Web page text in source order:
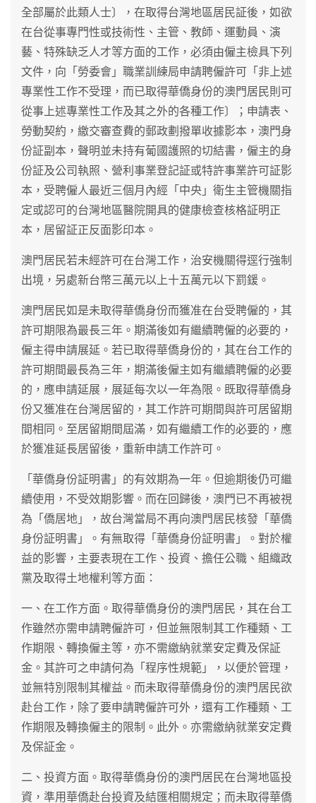
全部屬於此類人士〕，在取得台灣地區居民証後，如欲
在台從事專門性或技術性、主管、教師、運動員、演
藝、特殊缺乏人才等方面的工作，必須由僱主檢具下列
文件，向「勞委會」職業訓練局申請聘僱許可「非上述
專業性工作不受理，而已取得華僑身份的澳門居民則可
從事上述專業性工作及其之外的各種工作〕；申請表、
勞動契約，繳交審查費的郵政劃撥單收據影本，澳門身
份証副本，聲明並未持有葡國護照的切結書，僱主的身
份証及公司執照、營利事業登記証或特許事業許可証影
本，受聘僱人最近三個月內經「中央」衛生主管機關指
定或認可的台灣地區醫院開具的健康檢查核格証明正
本，居留証正反面影印本。
澳門居民若未經許可在台灣工作，治安機關得逕行強制
出境，另處新台幣三萬元以上十五萬元以下罰鍰。
澳門居民如是未取得華僑身份而獲准在台受聘僱的，其
許可期限為最長三年。期滿後如有繼續聘僱的必要的，
僱主得申請展延。若已取得華僑身份的，其在台工作的
許可期間最長為三年，期滿後僱主如有繼續聘僱的必要
的，應申請延展，展延每次以一年為限。既取得華僑身
份又獲准在台灣居留的，其工作許可期間與許可居留期
間相同。至居留期間屆滿，如有繼續工作的必要的，應
於獲准延長居留後，重新申請工作許可。
「華僑身份証明書」的有效期為一年。但逾期後仍可繼
續使用，不受效期影響。而在回歸後，澳門已不再被視
為「僑居地」，故台灣當局不再向澳門居民核發「華僑
身份証明書」。有無取得「華僑身份証明書」。對於權
益的影響，主要表現在工作、投資、擔任公職、組織政
黨及取得土地權利等方面：
一、在工作方面。取得華僑身份的澳門居民，其在台工
作雖然亦需申請聘僱許可，但並無限制其工作種類、工
作期限、轉換僱主等，亦不需繳納就業安定費及保証
金。其許可之申請何為「程序性規範」，以便於管理，
並無特別限制其權益。而未取得華僑身份的澳門居民欲
赴台工作，除了要申請聘僱許可外，還有工作種類、工
作期限及轉換僱主的限制。此外。亦需繳納就業安定費
及保証金。
二、投資方面。取得華僑身份的澳門居民在台灣地區投
資，準用華僑赴台投資及結匯相關規定；而未取得華僑